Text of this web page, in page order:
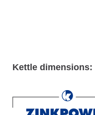
Kettle dimensions: